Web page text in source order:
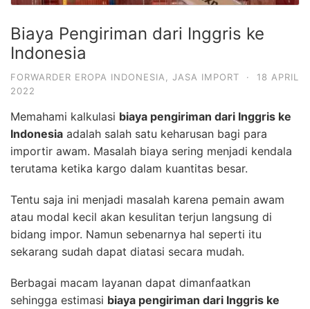
Biaya Pengiriman dari Inggris ke
Indonesia
FORWARDER EROPA INDONESIA JASA IMPORT ·
18 APRIL
2022
Memahami kalkulasi biaya pengiriman dari Inggris ke
Indonesia adalah salah satu keharusan bagi para
importir awam. Masalah biaya sering menjadi kendala
terutama ketika kargo dalam kuantitas besar.
Tentu saja ini menjadi masalah karena pemain awam
atau modal kecil akan kesulitan terjun langsung di
bidang impor. Namun sebenarnya hal seperti itu
sekarang sudah dapat diatasi secara mudah.
Berbagai macam layanan dapat dimanfaatkan
sehingga estimasi biaya pengiriman dari Inggris ke